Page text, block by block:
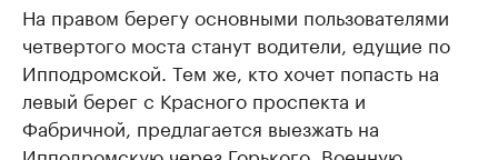
На правом берегу основными пользователями
четвертого моста станут водители, едущие по
Ипподромской. Тем же, кто хочет попасть на
левый берег с Красного проспекта и
Фабричной, предлагается выезжать на